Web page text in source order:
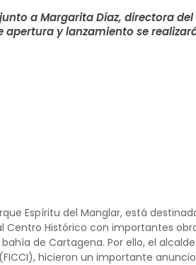
a Margarita Díaz, directora
y lanzamiento se
Espíritu del Manglar, está
Histórico con importantes
de Cartagena. Por ello, el
hicieron un importante